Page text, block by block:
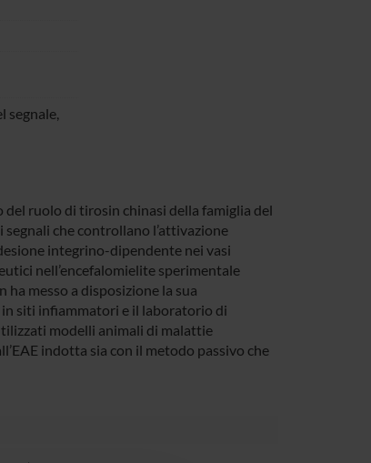
segnale,
del ruolo di tirosin chinasi della famiglia del
che controllano l’attivazione
integrino-dipendente nei vasi
nell’encefalomielite sperimentale
ha messo a disposizione la sua
in siti infiammatori e il laboratorio di
modelli animali di malattie
indotta sia con il metodo passivo che